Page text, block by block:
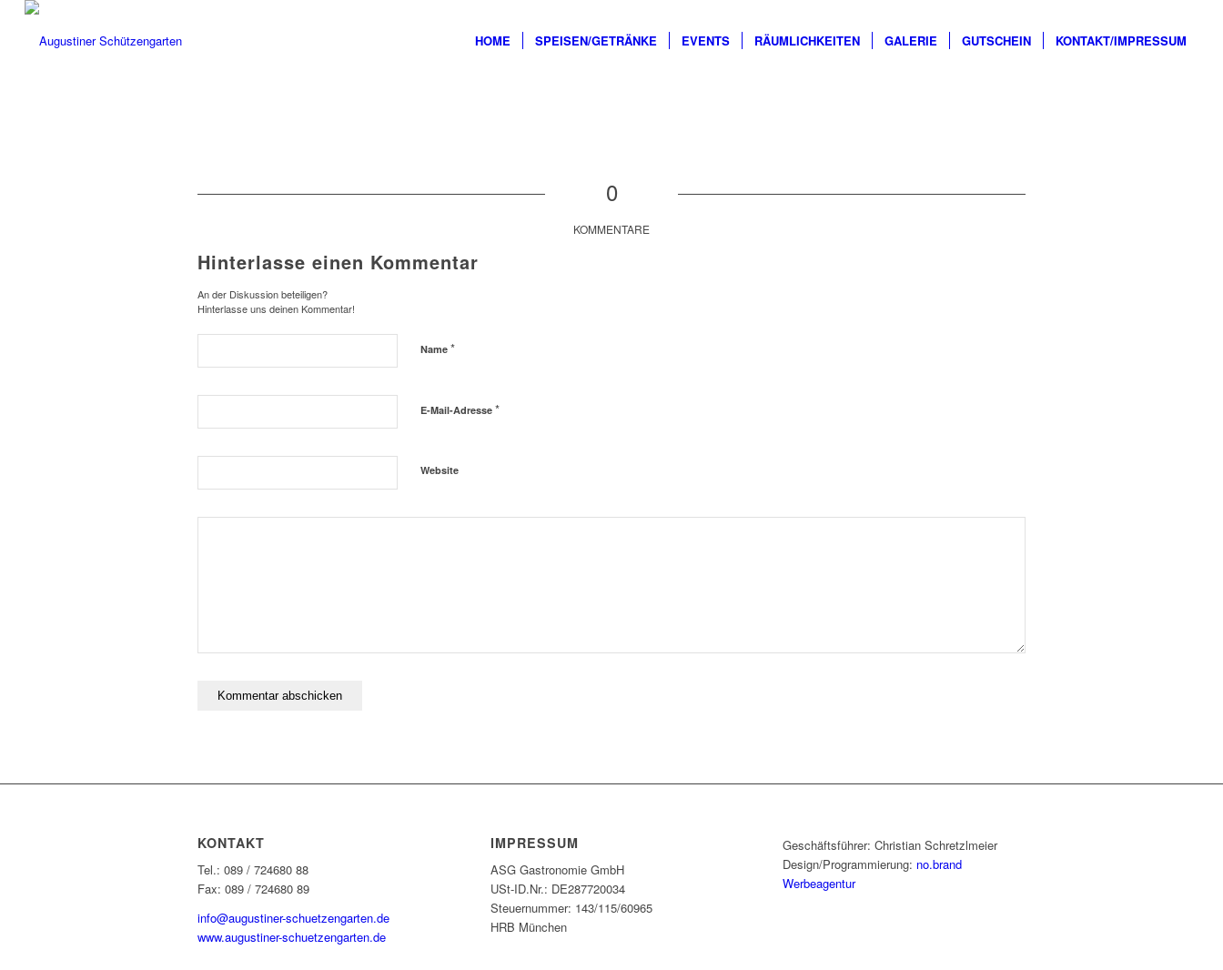
HOME SPEISEN/GETRÄNKE EVENTS RÄUMLICHKEITEN GALERIE GUTSCHEIN KONTAKT/IMPRESSUM
0
KOMMENTARE
Hinterlasse einen Kommentar
An der Diskussion beteiligen?
Hinterlasse uns deinen Kommentar!
Name *
E-Mail-Adresse *
Website
KONTAKT
Tel.: 089 / 724680 88
Fax: 089 / 724680 89
info@augustiner-schuetzengarten.de
www.augustiner-schuetzengarten.de
IMPRESSUM
ASG Gastronomie GmbH
USt-ID.Nr.: DE287720034
Steuernummer: 143/115/60965
HRB München
Geschäftsführer: Christian Schretzlmeier
Design/Programmierung: no.brand
Werbeagentur